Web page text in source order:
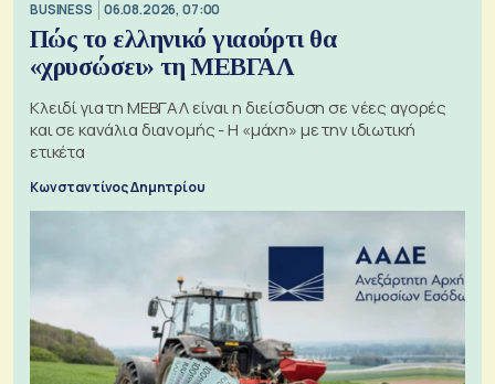
BUSINESS 06.08.2026, 07:00
Πώς το ελληνικό γιαούρτι θα
«χρυσώσει» τη ΜΕΒΓΑΛ
Κλειδί για τη ΜΕΒΓΑΛ είναι η διείσδυση σε νέες αγορές
και σε κανάλια διανομής - Η «μάχη» με την ιδιωτική
ετικέτα
Κωνσταντίνος Δημητρίου